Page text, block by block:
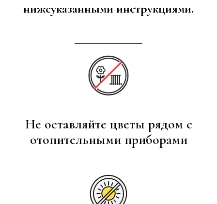
нижеуказанными инструкциями.
Не оставляйте цветы рядом с
отопительными приборами